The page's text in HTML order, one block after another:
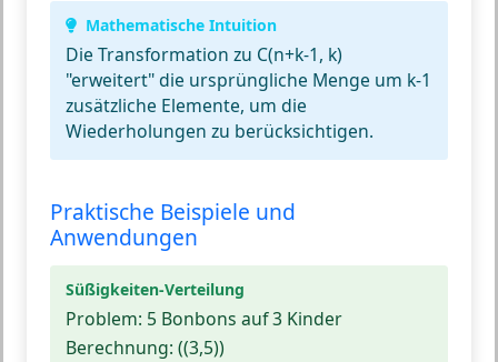
Mathematische Intuition
Die Transformation zu C(n+k-1, k)
"erweitert" die ursprüngliche Menge um k-1
zusätzliche Elemente, um die
Wiederholungen zu berücksichtigen.
Praktische Beispiele und
Anwendungen
Süßigkeiten-Verteilung
Problem: 5 Bonbons auf 3 Kinder
Berechnung: ((3,5))